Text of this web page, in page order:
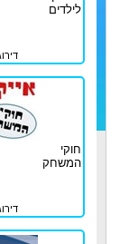
לילדים
חוקי
המשחק